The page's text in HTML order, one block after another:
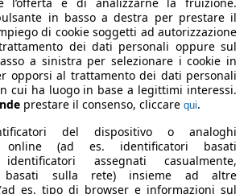
(combinato)*
l’offerta e di analizzarne la fruizione.
in basso a destra per prestare il
di cookie soggetti ad autorizzazione
dei dati personali oppure sul
a sinistra per selezionare i cookie in
opporsi al trattamento dei dati personali
cui ha luogo in base a legittimi interessi.
prestare il consenso, cliccare qui.
del dispositivo o analoghi
online (ad es. identificatori basati
identificatori assegnati casualmente,
basati sulla rete) insieme ad altre
es. tipo di browser e informazioni sul